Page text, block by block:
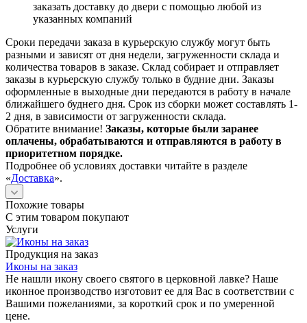
заказать доставку до двери с помощью любой из
указанных компаний
Сроки передачи заказа в курьерскую службу могут быть
разными и зависят от дня недели, загруженности склада и
количества товаров в заказе. Склад собирает и отправляет
заказы в курьерскую службу только в будние дни. Заказы
оформленные в выходные дни передаются в работу в начале
ближайшего буднего дня. Срок из сборки может составлять 1-
2 дня, в зависимости от загруженности склада.
Обратите внимание! Заказы, которые были заранее
оплачены, обрабатываются и отправляются в работу в
приоритетном порядке.
Подробнее об условиях доставки читайте в разделе
«Доставка».
Похожие товары
С этим товаром покупают
Услуги
Продукция на заказ
Иконы на заказ
Не нашли икону своего святого в церковной лавке? Наше
иконное производство изготовит ее для Вас в соответствии с
Вашими пожеланиями, за короткий срок и по умеренной
цене.